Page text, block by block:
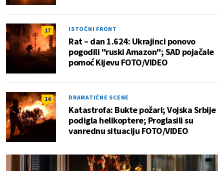
17 ISTOČNI FRONT
Rat – dan 1.624: Ukrajinci ponovo
pogodili "ruski Amazon"; SAD pojačale
pomoć Kijevu FOTO/VIDEO
14 DRAMATIČNE SCENE
Katastrofa: Bukte požari; Vojska Srbije
podigla helikoptere; Proglasili su
vanrednu situaciju FOTO/VIDEO